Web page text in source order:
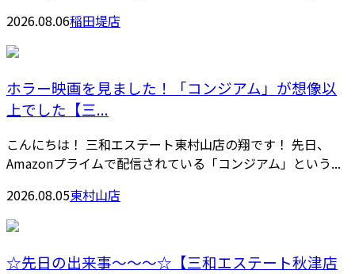
2026.08.06稲田堤店
ホラー映画を見ました！「コンジアム」が想像以
上でした【三...
こんにちは！ 三和エステート東村山店の翔です！ 先日、
Amazonプライムで配信されている「コンジアム」という...
2026.08.05東村山店
☆先日の出来事～～～☆【三和エステート秋津店